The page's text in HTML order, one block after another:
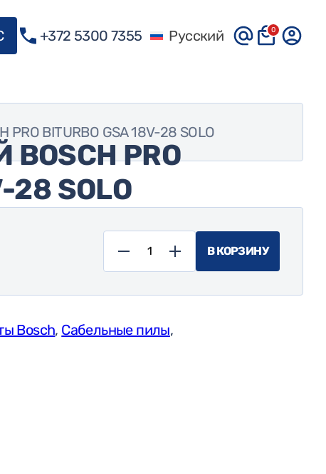
+372 5300 7355 Русский 0
BITURBO GSA 18V-28 SOLO
PRO
28 SOLO
Количество
Bosch
В КОРЗИНУ
Bosch, Сабельные пилы,